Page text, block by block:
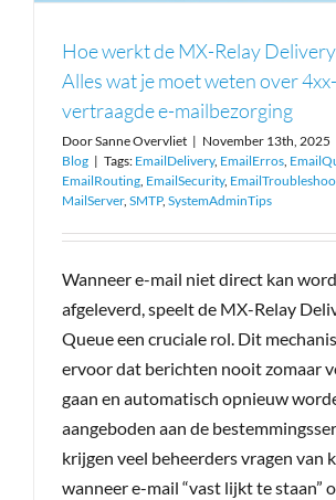
Login Portaal
31 (0)70 415 4839
Hoe werkt de MX-Relay
Alles wat je moet weten over
vertraagde e-mailbezorging
DoorSanne Overvliet | November 13th, 2025
Blog | Tags: EmailDelivery, EmailErros,
EmailRouting, EmailSecurity,
MailServer, SMTP, SystemAdminTips
Wanneer e-mail niet direct kan
afgeleverd, speelt de MX-Relay
Queue een cruciale rol. Dit
ervoor dat berichten nooit zomaar
gaan en automatisch opnieuw
aangeboden aan de
krijgen veel beheerders vragen van
wanneer e-mail “vast lijkt te staan”